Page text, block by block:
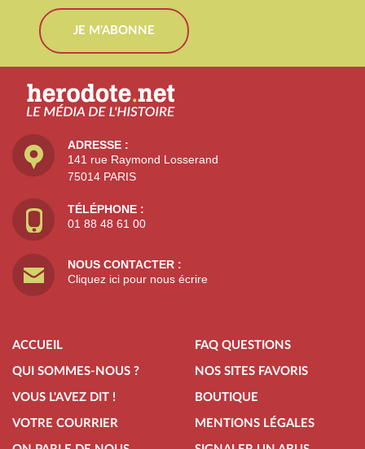
JE M'ABONNE
ADRESSE :
141 rue Raymond Losserand
75014 PARIS
TÉLÉPHONE :
01 88 48 61 00
NOUS CONTACTER :
Cliquez ici pour nous écrire
ACCUEIL
QUI SOMMES-NOUS ?
VOUS L'AVEZ DIT !
VOTRE COURRIER
FAQ QUESTIONS
NOS SITES FAVORIS
BOUTIQUE
MENTIONS LÉGALES